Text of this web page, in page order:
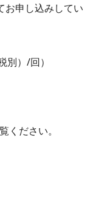
お申し込みしてい
別）/回）
ください。